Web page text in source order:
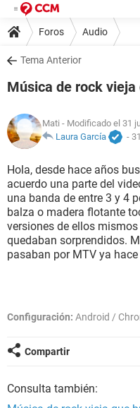
Foros Audio
Tema Anterior
Música de rock vieja
Mati - Modificado el 31
Laura García
-
Hola, desde hace años
acuerdo una parte del
una banda de entre 3 y 4
balza o madera flotante
versiones de ellos
quedaban sorprendidos.
pasaban por MTV ya
Configuración: Android /
Compartir
Consulta también: